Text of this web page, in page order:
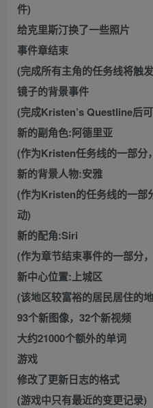
件)
给克里斯汀换了一些照片
事件章结束
(完成所有主角的任务线将触
镜子的背景事件
(完成Kristen’s Questline后
新的副角色:阿德里亚
(作为Kristen任务线的一部分
新的背景人物:安雅
(作为Kristen的任务线的一部
动)
新的配角:Siri
(作为章节结束事件的一部分
新中心位置:上城区
(该地区较富裕的居民居住的
93个新图像，32个新视频
大约21000个额外的单词
游戏
修改了更新日志的格式
(游戏中只有最近的变更记录)